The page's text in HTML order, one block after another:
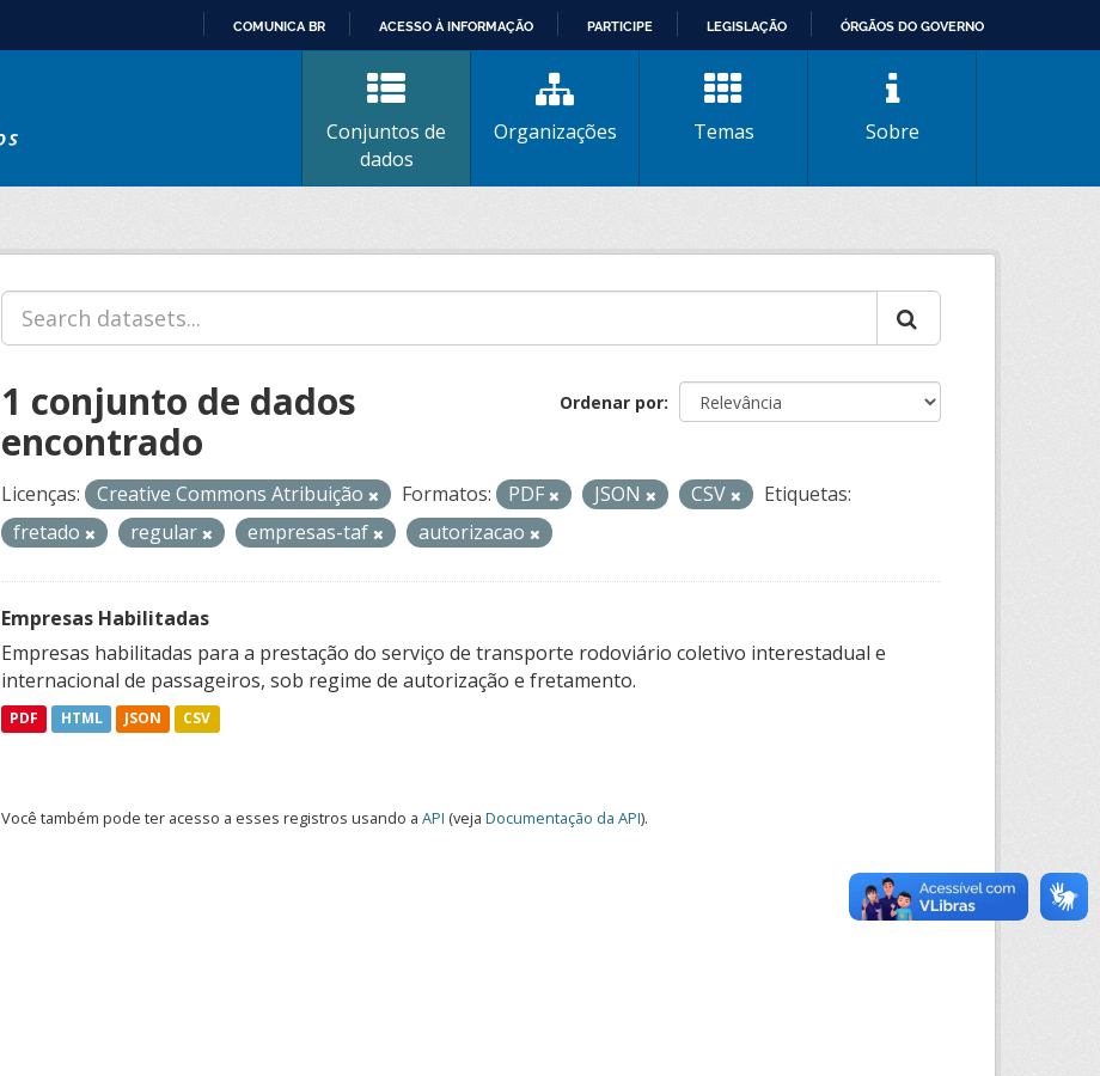
CONTEÚDO
COMUNICA BR ACESSO À INFORMAÇÃO PARTICIPE LEGISLAÇÃO ÓRGÃOS DO GOVERNO
Conjuntos de
dados
Organizações Temas Sobre
Ordenar por
1 conjunto de dados
encontrado
Licenças: Creative Commons Atribuição Formatos: PDF JSON CSV
Etiquetas:
fretado
regular empresas-taf autorizacao
Empresas Habilitadas
Empresas habilitadas para a prestação do serviço de transporte rodoviário coletivo interestadual e
internacional de passageiros, sob regime de autorização e fretamento.
PDF HTML JSON CSV
Você também pode ter acesso a esses registros usando a API (veja Documentação da API).